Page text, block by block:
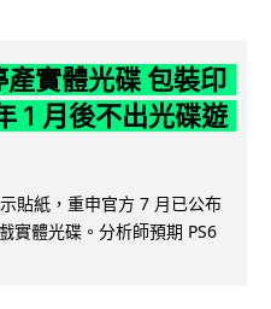
實體光碟 包裝印
1 月後不出光碟遊
貼紙，重申官方 7 月已公布
實體光碟。分析師預期 PS6